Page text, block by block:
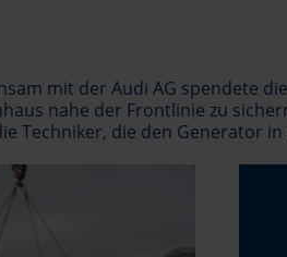
mit der Audi AG spendete
nahe der Frontlinie zu
Techniker, die den Generator